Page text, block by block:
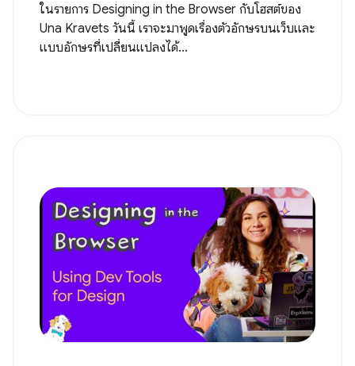
ในรายการ Designing in the Browser กับโฮสต์ของ
Una Kravets วันนี้ เราจะมาพูดเรื่องตัวอักษรบนเว็บและ
แบบอักษรที่เปลี่ยนแปลงได้...